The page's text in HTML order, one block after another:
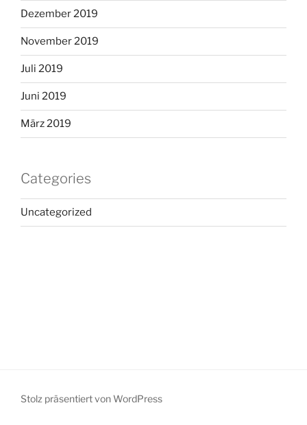
Dezember 2019
November 2019
Juli 2019
Juni 2019
März 2019
Categories
Uncategorized
Stolz präsentiert von WordPress